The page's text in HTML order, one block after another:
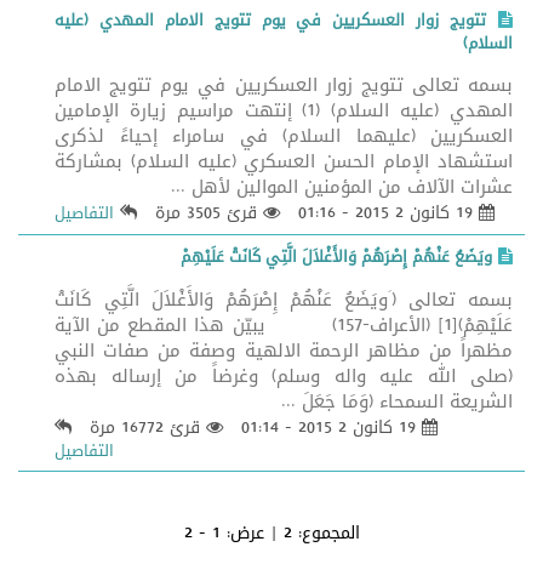
تتويج زوار العسكريين في يوم تتويج الامام المهدي (عليه
السلام)
بسمه تعالى تتويج زوار العسكريين في يوم تتويج الامام
المهدي (عليه السلام) (1) إنتهت مراسيم زيارة الإمامين
العسكريين (عليهما السلام) في سامراء إحياءً لذكرى
استشهاد الإمام الحسن العسكري (عليه السلام) بمشاركة
عشرات الآلاف من المؤمنين الموالين لأهل ...
قرئ 3505 مرة
التفاصيل
ويَضَعُ عَنْهُمْ إِصْرَهُمْ وَالأَغْلاَلَ الَّتِي كَانَتْ عَلَيْهِمْ
بسمه تعالى (َويَضَعُ عَنْهُمْ إِصْرَهُمْ وَالأَغْلاَلَ الَّتِي كَانَتْ
عَلَيْهِمْ)[1] (الأعراف-157) يبيّن هذا المقطع من الآية
مظهراً من مظاهر الرحمة الالهية وصفة من صفات النبي
(صلى الله عليه واله وسلم) وغرضاً من إرساله بهذه
الشريعة السمحاء (وَمَا جَعَلَ ...
قرئ 16772 مرة
التفاصيل
المجموع:2 | عرض: 1 - 2